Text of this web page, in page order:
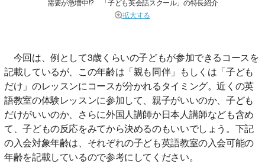
拡大する
今回は、例として3歳くらいの子どもが参加できるコースを
記載しているが、この年齢は「親も同伴」もしくは「子ども
だけ」のレッスンにコースが分かれるタイミング。近くの英
語教室の体験レッスンに参加して、親子がいいのか、子ども
だけがいいのか、さらに外国人講師か日本人講師なども含め
て、子どもの反応をみてから決めるのもいいでしょう。下記
の入会対象年齢は、それぞれの子ども英語教室の入会可能の
年齢を記載しているので参考にしてください。